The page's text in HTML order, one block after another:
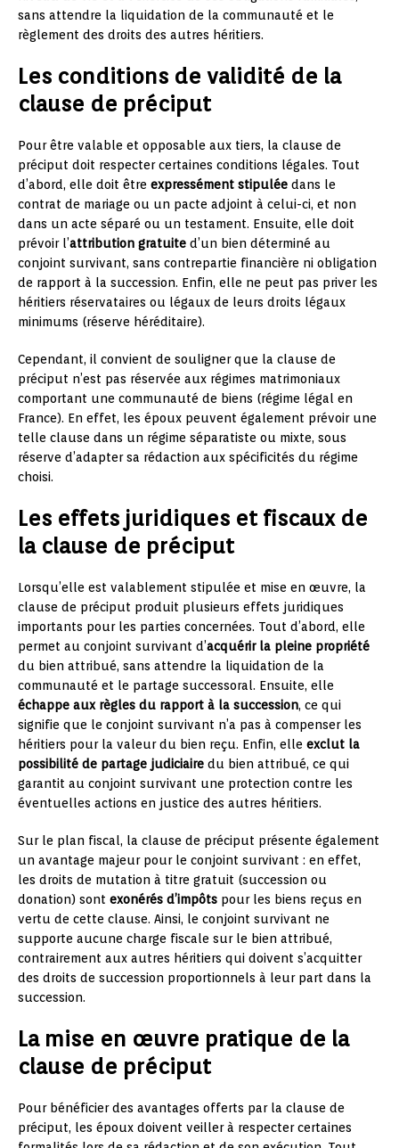
sans attendre la liquidation de la communauté et le
règlement des droits des autres héritiers.
Les conditions de validité de la
clause de préciput
Pour être valable et opposable aux tiers, la clause de
préciput doit respecter certaines conditions légales. Tout
d’abord, elle doit être expressément stipulée dans le
contrat de mariage ou un pacte adjoint à celui-ci, et non
dans un acte séparé ou un testament. Ensuite, elle doit
prévoir l’attribution gratuite d’un bien déterminé au
conjoint survivant, sans contrepartie financière ni obligation
de rapport à la succession. Enfin, elle ne peut pas priver les
héritiers réservataires ou légaux de leurs droits légaux
minimums (réserve héréditaire).
Cependant, il convient de souligner que la clause de
préciput n’est pas réservée aux régimes matrimoniaux
comportant une communauté de biens (régime légal en
France). En effet, les époux peuvent également prévoir une
telle clause dans un régime séparatiste ou mixte, sous
réserve d’adapter sa rédaction aux spécificités du régime
choisi.
Les effets juridiques et fiscaux de
la clause de préciput
Lorsqu’elle est valablement stipulée et mise en œuvre, la
clause de préciput produit plusieurs effets juridiques
importants pour les parties concernées. Tout d’abord, elle
permet au conjoint survivant d’acquérir la pleine propriété
du bien attribué, sans attendre la liquidation de la
communauté et le partage successoral. Ensuite, elle
échappe aux règles du rapport à la succession, ce qui
signifie que le conjoint survivant n’a pas à compenser les
héritiers pour la valeur du bien reçu. Enfin, elle exclut la
possibilité de partage judiciaire du bien attribué, ce qui
garantit au conjoint survivant une protection contre les
éventuelles actions en justice des autres héritiers.
Sur le plan fiscal, la clause de préciput présente également
un avantage majeur pour le conjoint survivant : en effet,
les droits de mutation à titre gratuit (succession ou
donation) sont exonérés d’impôts pour les biens reçus en
vertu de cette clause. Ainsi, le conjoint survivant ne
supporte aucune charge fiscale sur le bien attribué,
contrairement aux autres héritiers qui doivent s’acquitter
des droits de succession proportionnels à leur part dans la
succession.
La mise en œuvre pratique de la
clause de préciput
Pour bénéficier des avantages offerts par la clause de
préciput, les époux doivent veiller à respecter certaines